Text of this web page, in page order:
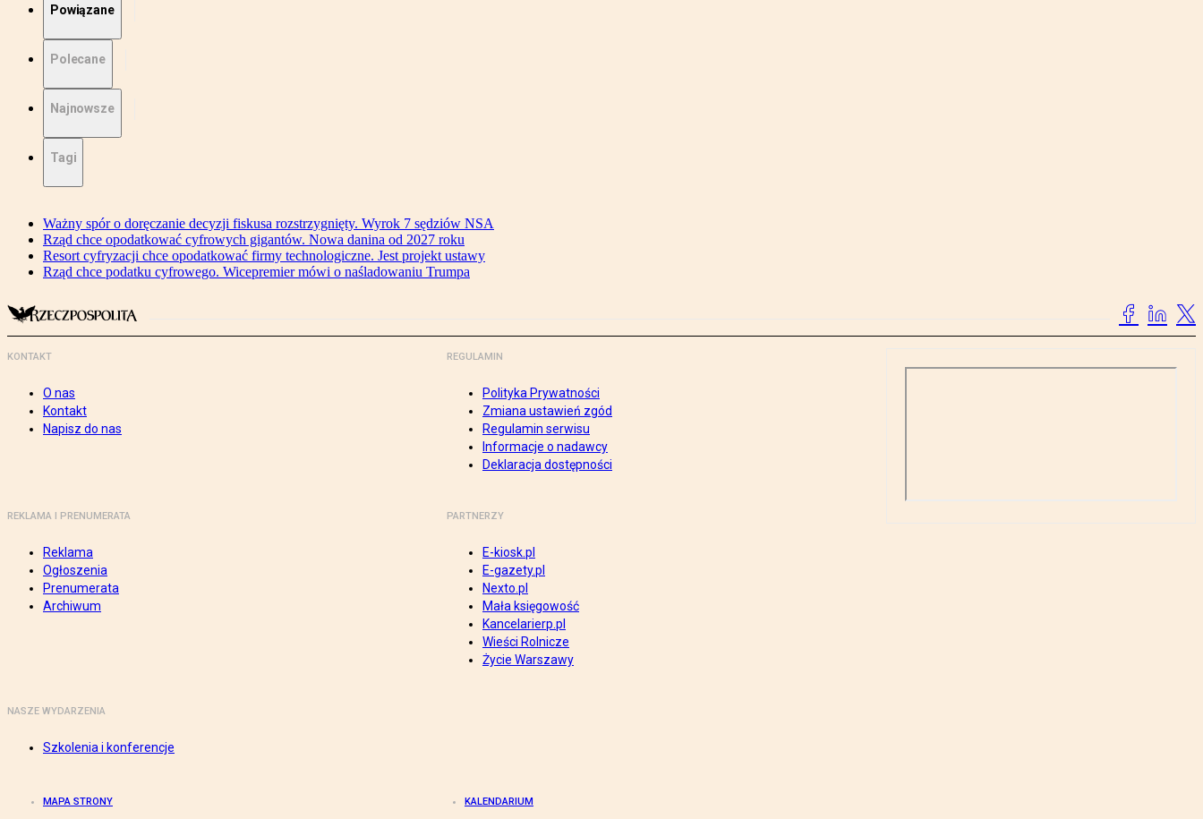
Powiązane
Polecane
Najnowsze
Tagi
Ważny spór o doręczanie decyzji fiskusa rozstrzygnięty. Wyrok 7 sędziów NSA
Rząd chce opodatkować cyfrowych gigantów. Nowa danina od 2027 roku
Resort cyfryzacji chce opodatkować firmy technologiczne. Jest projekt ustawy
Rząd chce podatku cyfrowego. Wicepremier mówi o naśladowaniu Trumpa
KONTAKT
O nas
Kontakt
Napisz do nas
REGULAMIN
Polityka Prywatności
Zmiana ustawień zgód
Regulamin serwisu
Informacje o nadawcy
Deklaracja dostępności
REKLAMA I PRENUMERATA
Reklama
Ogłoszenia
Prenumerata
Archiwum
PARTNERZY
E-kiosk.pl
E-gazety.pl
Nexto.pl
Mała księgowość
Kancelarierp.pl
Wieści Rolnicze
Życie Warszawy
NASZE WYDARZENIA
Szkolenia i konferencje
MAPA STRONY KALENDARIUM